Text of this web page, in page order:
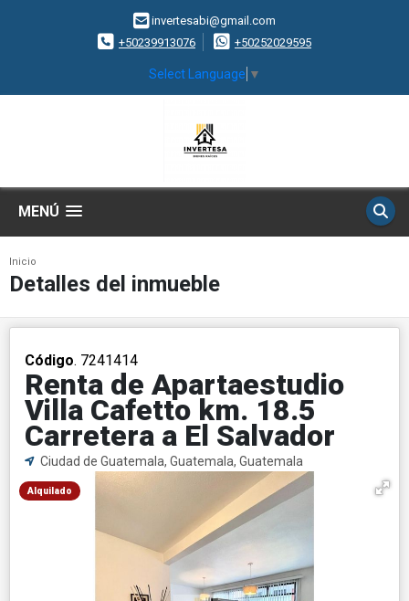
invertesabi@gmail.com
+50239913076
+50252029595
Select Language ▼
MENÚ
Inicio
Detalles del inmueble
Código. 7241414
Renta de Apartaestudio
Villa Cafetto km. 18.5
Carretera a El Salvador
Ciudad de Guatemala, Guatemala, Guatemala
Alquilado